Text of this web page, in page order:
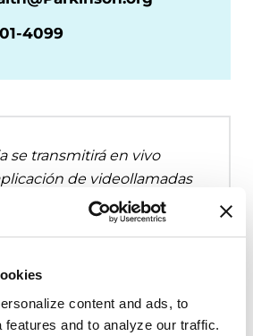
content and ads, to
features and to analyze our traffic.
4099
se transmitirá en vivo
de videollamadas